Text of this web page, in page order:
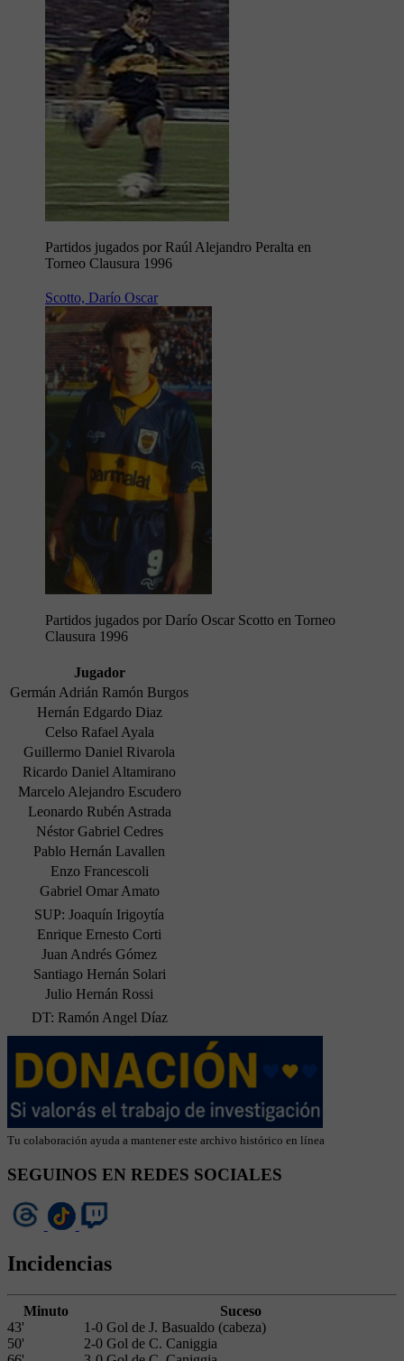
Partidos jugados por Raúl Alejandro Peralta en
Torneo Clausura 1996
Scotto, Darío Oscar
Partidos jugados por Darío Oscar Scotto en Torneo
Clausura 1996
Jugador
Germán Adrián Ramón Burgos
Hernán Edgardo Diaz
Celso Rafael Ayala
Guillermo Daniel Rivarola
Ricardo Daniel Altamirano
Marcelo Alejandro Escudero
Leonardo Rubén Astrada
Néstor Gabriel Cedres
Pablo Hernán Lavallen
Enzo Francescoli
Gabriel Omar Amato
SUP: Joaquín Irigoytía
Enrique Ernesto Corti
Juan Andrés Gómez
Santiago Hernán Solari
Julio Hernán Rossi
DT: Ramón Angel Díaz
Tu colaboración ayuda a mantener este archivo histórico en línea
SEGUINOS EN REDES SOCIALES
Incidencias
Minuto
Suceso
43'
1-0 Gol de J. Basualdo (cabeza)
50'
2-0 Gol de C. Caniggia